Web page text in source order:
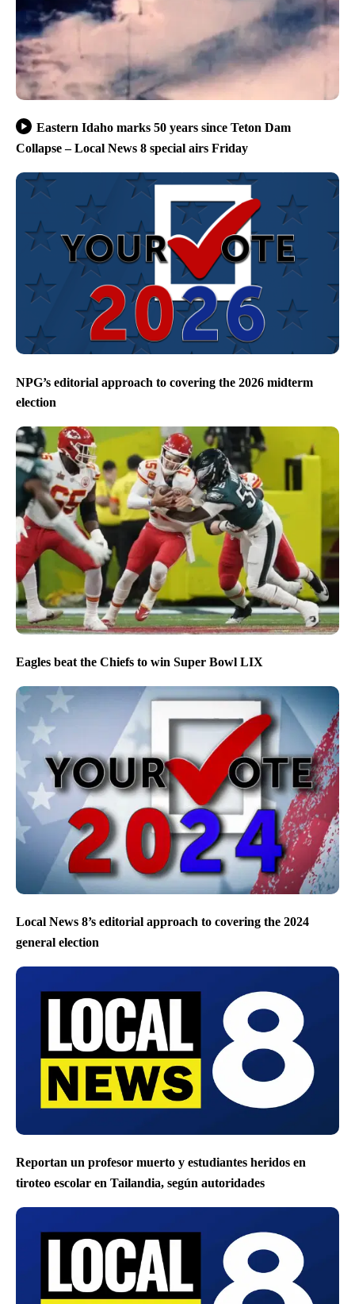
Eastern Idaho marks 50 years since Teton Dam
Collapse – Local News 8 special airs Friday
NPG’s editorial approach to covering the 2026 midterm
election
Eagles beat the Chiefs to win Super Bowl LIX
Local News 8’s editorial approach to covering the 2024
general election
Reportan un profesor muerto y estudiantes heridos en
tiroteo escolar en Tailandia, según autoridades